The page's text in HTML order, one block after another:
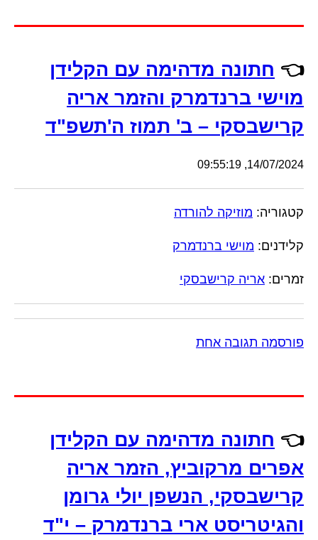
👈 חתונה מדהימה עם הקלידן
מוישי ברנדמרק והזמר אריה
קרישבסקי – ב' תמוז ה'תשפ"ד
14/07/2024, 09:55:19
קטגוריה: מוזיקה להורדה
קלידנים: מוישי ברנדמרק
זמרים: אריה קרישבסקי
פורסמה תגובה אחת
👈 חתונה מדהימה עם הקלידן
אפרים מרקוביץ, הזמר אריה
קרישבסקי, הנשפן יולי גרומן
והגיטריסט ארי ברנדמרק – י"ד